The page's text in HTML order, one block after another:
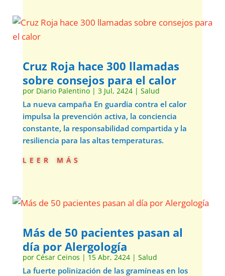
Cruz Roja hace 300 llamadas
sobre consejos para el calor
por Diario Palentino| 3 Jul, 2424| Salud
La nueva campaña En guardia contra el calor
impulsa la prevención activa, la conciencia
constante, la responsabilidad compartida y la
resiliencia para las altas temperaturas.
leer más
Más de 50 pacientes pasan al
día por Alergología
por César Ceinos | 15 Abr, 2424| Salud
La fuerte polinización de las gramíneas en los